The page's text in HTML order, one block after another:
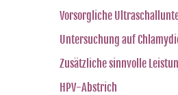
Vorsorgliche
Untersuchung auf
Zusätzliche sinnvolle
HPV-Abstrich